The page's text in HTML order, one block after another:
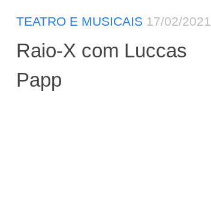
TEATRO E MUSICAIS 17/02/2021
Raio-X com Luccas
Papp